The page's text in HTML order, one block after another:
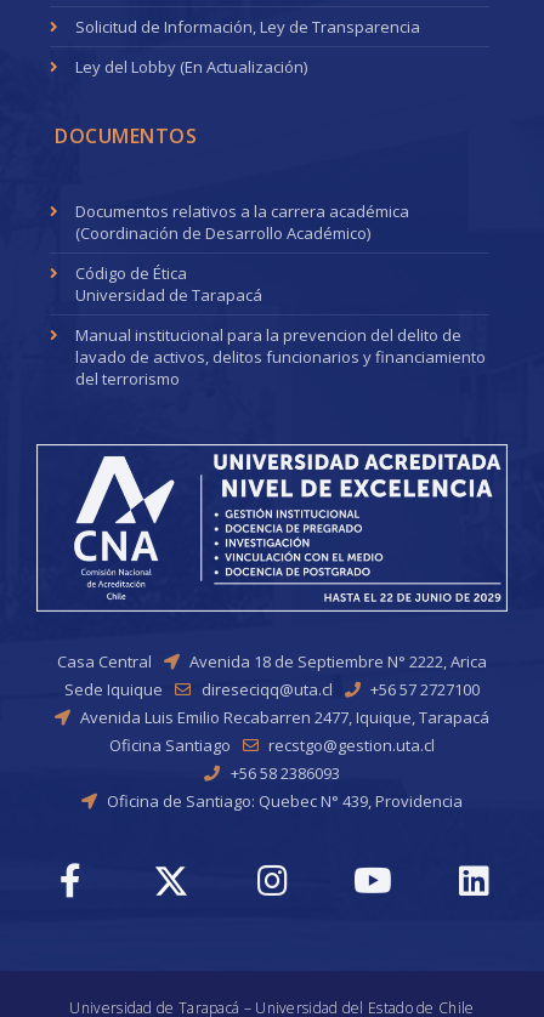
Solicitud de Información, Ley de Transparencia
Ley del Lobby (En Actualización)
DOCUMENTOS
Documentos relativos a la carrera académica
(Coordinación de Desarrollo Académico)
Código de Ética
Universidad de Tarapacá
Manual institucional para la prevencion del delito de
lavado de activos, delitos funcionarios y financiamiento
del terrorismo
Casa Central
Avenida 18 de Septiembre N° 2222, Arica
Sede Iquique
direseciqq@uta.cl
+56 57 2727100
Avenida Luis Emilio Recabarren 2477, Iquique, Tarapacá
Oficina Santiago
recstgo@gestion.uta.cl
+56 58 2386093
Oficina de Santiago: Quebec N° 439, Providencia
Universidad de Tarapacá – Universidad del Estado de Chile